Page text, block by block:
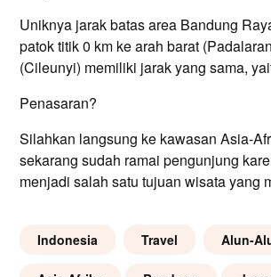
Uniknya jarak batas area Bandung
patok titik 0 km ke arah barat
(Cileunyi) memiliki jarak yang sama,
Penasaran?
Silahkan langsung ke kawasan Asia-
sekarang sudah ramai pengunjung
menjadi salah satu tujuan wisata yang
Indonesia Travel Alun-